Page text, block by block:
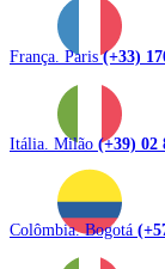
França. Paris(+33)
Itália. Milão (+39) 02
Colômbia. Bogotá